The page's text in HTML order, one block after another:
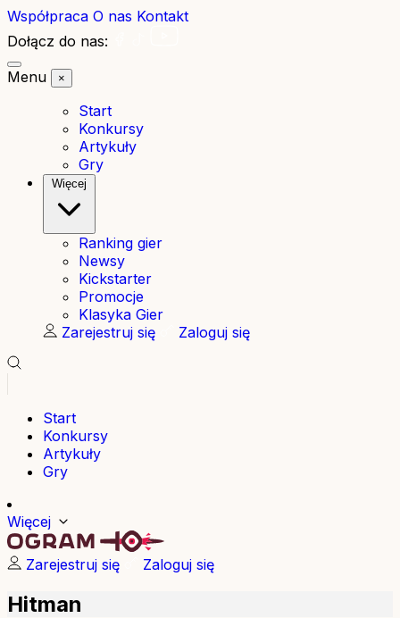
Współpraca O nas Kontakt
Dołącz do nas:
Menu
×
Start
Konkursy
Artykuły
Gry
Więcej
Ranking gier
Newsy
Kickstarter
Promocje
Klasyka Gier
Zarejestruj się
Zaloguj się
Start
Konkursy
Artykuły
Gry
Więcej
Zarejestruj się Zaloguj się
Hitman